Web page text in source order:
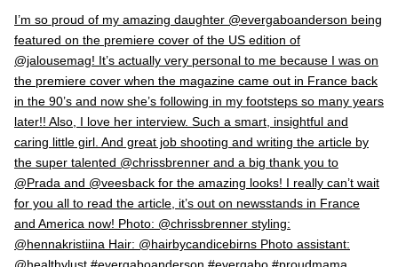
I’m so proud of my amazing daughter @evergaboanderson being
featured on the premiere cover of the US edition of
@jalousemag! It’s actually very personal to me because I was on
the premiere cover when the magazine came out in France back
in the 90’s and now she’s following in my footsteps so many years
later!! Also, I love her interview. Such a smart, insightful and
caring little girl. And great job shooting and writing the article by
the super talented @chrissbrenner and a big thank you to
@Prada and @veesback for the amazing looks! I really can’t wait
for you all to read the article, it’s out on newsstands in France
and America now! Photo: @chrissbrenner styling:
@hennakristiina Hair: @hairbycandicebirns Photo assistant:
@healthylust #evergaboanderson #evergabo #proudmama